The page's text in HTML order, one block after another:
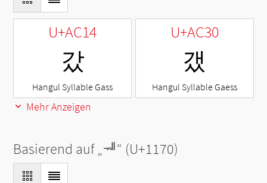
U+AC14
갔
Hangul Syllable Gass
U+AC30
갰
Hangul Syllable Gaess
Mehr Anzeigen
Basierend auf „ᅰ“ (U+1170)